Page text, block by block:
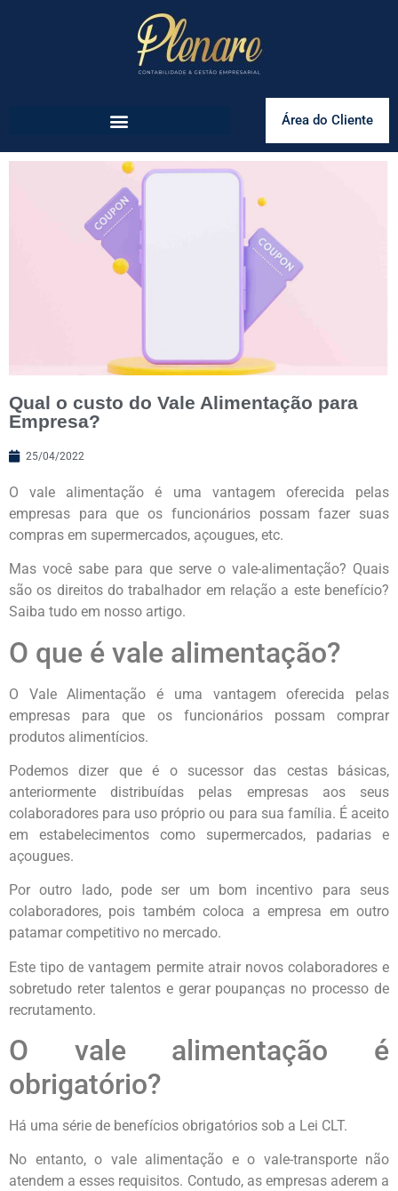
Área do Cliente
Qual o custo do Vale Alimentação para
Empresa?
25/04/2022
O vale alimentação é uma vantagem oferecida pelas
empresas para que os funcionários possam fazer suas
compras em supermercados, açougues, etc.
Mas você sabe para que serve o vale-alimentação? Quais
são os direitos do trabalhador em relação a este benefício?
Saiba tudo em nosso artigo.
O que é vale alimentação?
O Vale Alimentação é uma vantagem oferecida pelas
empresas para que os funcionários possam comprar
produtos alimentícios.
Podemos dizer que é o sucessor das cestas básicas,
anteriormente distribuídas pelas empresas aos seus
colaboradores para uso próprio ou para sua família. É aceito
em estabelecimentos como supermercados, padarias e
açougues.
Por outro lado, pode ser um bom incentivo para seus
colaboradores, pois também coloca a empresa em outro
patamar competitivo no mercado.
Este tipo de vantagem permite atrair novos colaboradores e
sobretudo reter talentos e gerar poupanças no processo de
recrutamento.
O vale alimentação é
obrigatório?
Há uma série de benefícios obrigatórios sob a Lei CLT.
No entanto, o vale alimentação e o vale-transporte não
atendem a esses requisitos. Contudo, as empresas aderem a